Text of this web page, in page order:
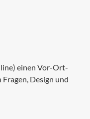
einen Vor-Ort-
Design und